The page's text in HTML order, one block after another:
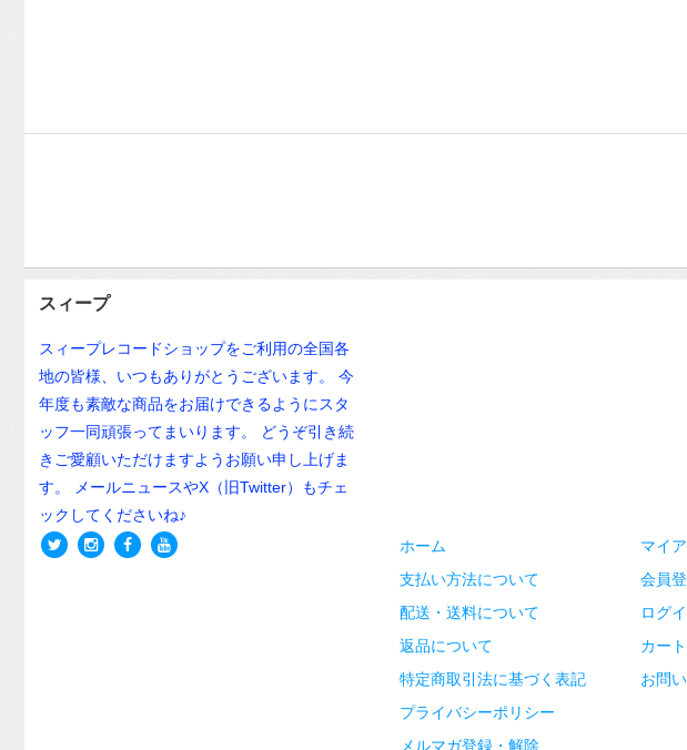
スィープ
スィープレコードショップをご利用の全国各
地の皆様、いつもありがとうございます。 今
年度も素敵な商品をお届けできるようにスタ
ッフ一同頑張ってまいります。 どうぞ引き続
きご愛顧いただけますようお願い申し上げま
す。 メールニュースやX（旧Twitter）もチェ
ックしてくださいね♪
ホーム
支払い方法について
配送・送料について
返品について
特定商取引法に基づく表記
プライバシーポリシー
メルマガ登録・解除
マイ
会員
ログ
カー
お問